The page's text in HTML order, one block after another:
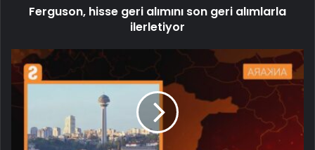
Ferguson, hisse geri alımını son geri alımlarla
ilerletiyor